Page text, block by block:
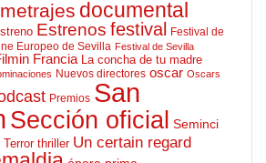
documental
Estrenos festival
Festival de
Europeo de Sevilla Festival de Sevilla
Francia
La concha de tu madre
Nuevos directores oscar Oscars
Premios San
Sección oficial Seminci
Terror thriller Un certain regard